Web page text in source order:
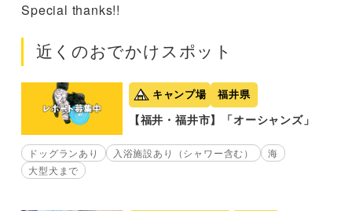
Special thanks!!
近くのおでかけスポット
キャンプ場 福井県
【福井・福井市】「オーシャンズ」
ドッグランあり 入浴施設あり（シャワー含む）
海
大型犬まで